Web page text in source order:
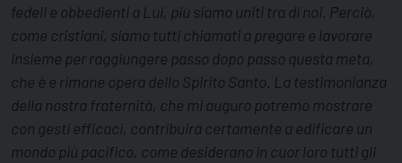
fedeli e obbedienti a Lui, più siamo uniti tra di noi. Perciò,
come cristiani, siamo tutti chiamati a pregare e lavorare
insieme per raggiungere passo dopo passo questa meta,
che è e rimane opera dello Spirito Santo. La testimonianza
della nostra fraternità, che mi auguro potremo mostrare
con gesti efficaci, contribuirà certamente a edificare un
mondo più pacifico, come desiderano in cuor loro tutti gli